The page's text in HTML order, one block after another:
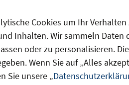
Cookies um Ihr Verhalten
Inhalten. Wir sammeln Daten
oder zu personalisieren.
Wenn Sie auf „Alles
Sie unsere „
Es müssen
um das